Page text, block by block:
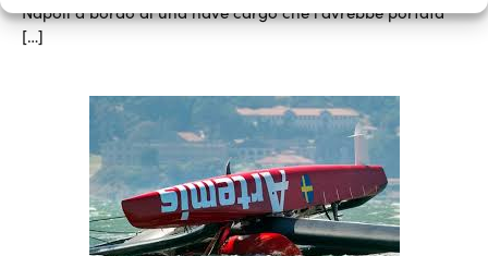
Napoli a bordo di una nave cargo che l’avrebbe portata
[…]